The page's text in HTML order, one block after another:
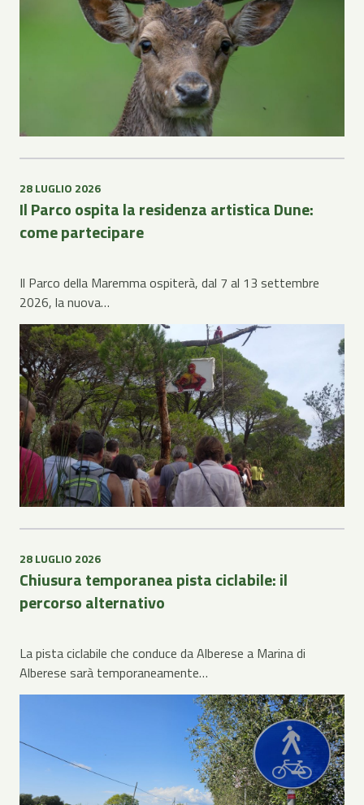
28 LUGLIO 2026
Il Parco ospita la residenza artistica Dune:
come partecipare
Il Parco della Maremma ospiterà, dal 7 al 13 settembre
2026, la nuova…
28 LUGLIO 2026
Chiusura temporanea pista ciclabile: il
percorso alternativo
La pista ciclabile che conduce da Alberese a Marina di
Alberese sarà temporaneamente…